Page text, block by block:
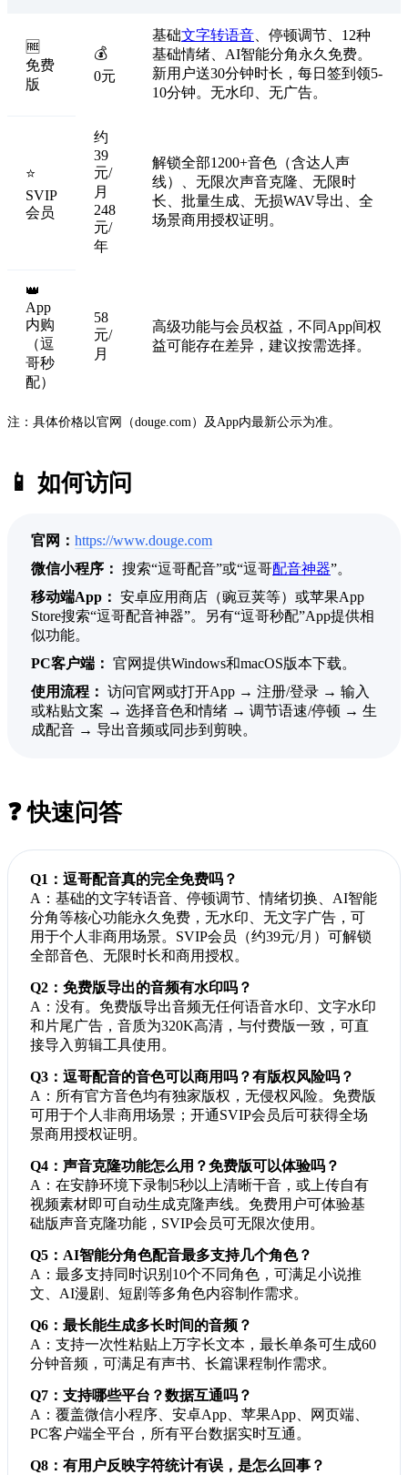
🆓
免费
版
💰
0元
基础文字转语音 、停顿调节、12种
基础情绪、AI智能分角永久免费。
新用户送30分钟时长，每日签到领5-
10分钟。无水印、无广告。
⭐
SVIP
会员
约
39
元/
月
248
元/
年
解锁全部1200+音色（含达人声
线）、无限次声音克隆、无限时
长、批量生成、无损WAV导出、全
场景商用授权证明。
👑
App
内购
（逗
哥秒
配）
58
元/
月
高级功能与会员权益，不同App间权
益可能存在差异，建议按需选择。
注：具体价格以官网（douge.com）及App内最新公示为准。
📱 如何访问
官网： https://www.douge.com
微信小程序： 搜索“逗哥配音”或“逗哥配音神器”。
移动端App： 安卓应用商店（豌豆荚等）或苹果App
Store搜索“逗哥配音神器”。另有“逗哥秒配”App提供相
似功能。
PC客户端： 官网提供Windows和macOS版本下载。
使用流程： 访问官网或打开App → 注册/登录 → 输入
或粘贴文案 → 选择音色和情绪 → 调节语速/停顿 → 生
成配音 → 导出音频或同步到剪映。
❓ 快速问答
Q1：逗哥配音真的完全免费吗？
A：基础的文字转语音、停顿调节、情绪切换、AI智能
分角等核心功能永久免费，无水印、无文字广告，可
用于个人非商用场景。SVIP会员（约39元/月）可解锁
全部音色、无限时长和商用授权。
Q2：免费版导出的音频有水印吗？
A：没有。免费版导出音频无任何语音水印、文字水印
和片尾广告，音质为320K高清，与付费版一致，可直
接导入剪辑工具使用。
Q3：逗哥配音的音色可以商用吗？有版权风险吗？
A：所有官方音色均有独家版权，无侵权风险。免费版
可用于个人非商用场景；开通SVIP会员后可获得全场
景商用授权证明。
Q4：声音克隆功能怎么用？免费版可以体验吗？
A：在安静环境下录制5秒以上清晰干音，或上传自有
视频素材即可自动生成克隆声线。免费用户可体验基
础版声音克隆功能，SVIP会员可无限次使用。
Q5：AI智能分角色配音最多支持几个角色？
A：最多支持同时识别10个不同角色，可满足小说推
文、AI漫剧、短剧等多角色内容制作需求。
Q6：最长能生成多长时间的音频？
A：支持一次性粘贴上万字长文本，最长单条可生成60
分钟音频，可满足有声书、长篇课程制作需求。
Q7：支持哪些平台？数据互通吗？
A：覆盖微信小程序、安卓App、苹果App、网页端、
PC客户端全平台，所有平台数据实时互通。
Q8：有用户反映字符统计有误，是怎么回事？